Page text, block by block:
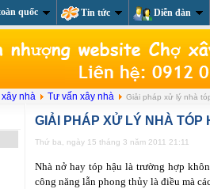
quốc Tin tức Diễn đàn
nhà Tư vấn xây nhà Giải pháp xử lý nhà
GIẢI PHÁP XỬ LÝ NHÀ TÓP
Thứ ba, ngày 15 tháng 3 năm 2011 21:11
Nhà nở hay tóp hậu là trường hợp
công năng lẫn phong thủy là điều mà